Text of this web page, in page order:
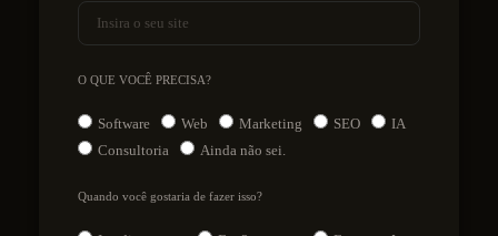
O QUE VOCÊ PRECISA?
Software Web Marketing SEO
IA
Consultoria
Ainda não sei.
Quando você gostaria de fazer isso?